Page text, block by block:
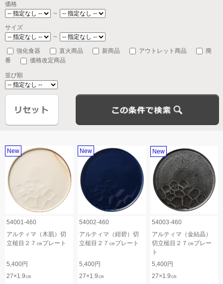
価格
～
サイズ
～
強化食器 直火商品 新商品 アウトレット商品
廃
番
価格改定商品
並び順
New New New
54001-460 54002-460
54003-460
アルティマ（木肌）切
立槌目２７㎝プレート
アルティマ（紺碧）切
立槌目２７㎝プレート
アルティマ（金結晶）
切立槌目２７㎝プレー
ト
5,400円
5,400円
5,400円
27×1.9㎝
27×1.9㎝ 27×1.9㎝